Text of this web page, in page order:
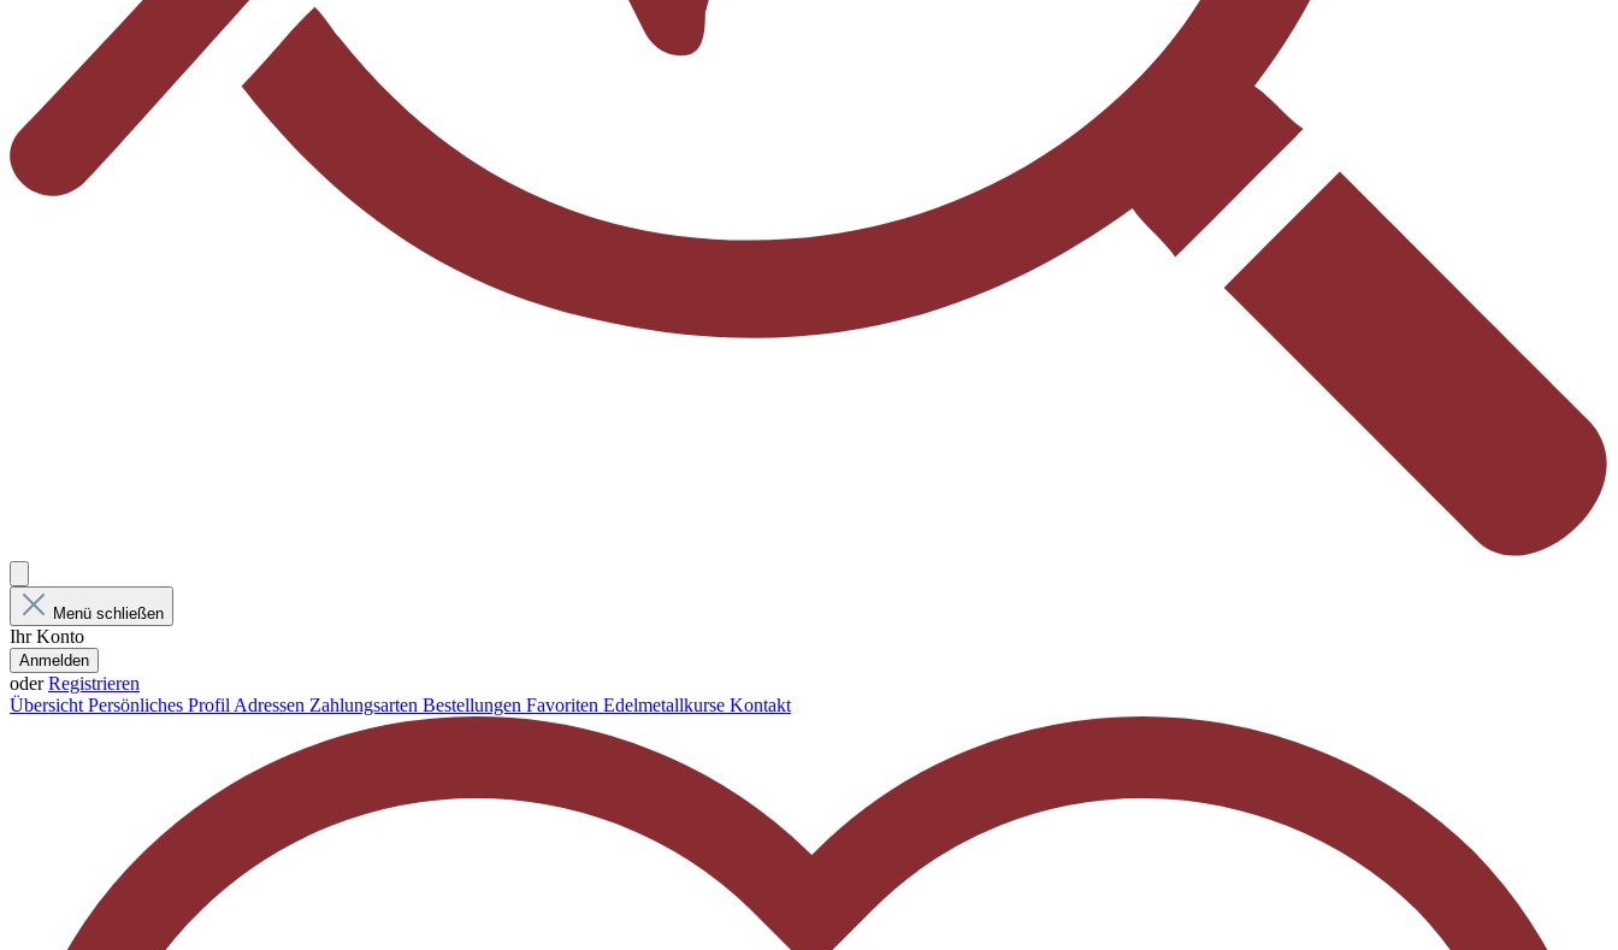
Menü schließen
Ihr Konto
Anmelden
oderRegistrieren
Übersicht Persönliches Profil Adressen Zahlungsarten Bestellungen Favoriten Edelmetallkurse Kontakt